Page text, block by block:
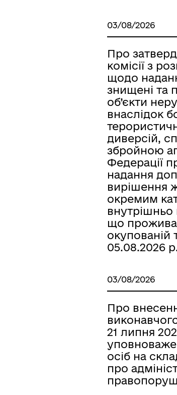
03/08/2026
Про
комісії з
щодо
знищені та
об’єкти
внаслідок
диверсій,
збройною
Федерації
надання
вирішення
окремим
внутрішньо
що
окупованій
05.08.2026
03/08/2026
Про
21 липня
осіб на
про